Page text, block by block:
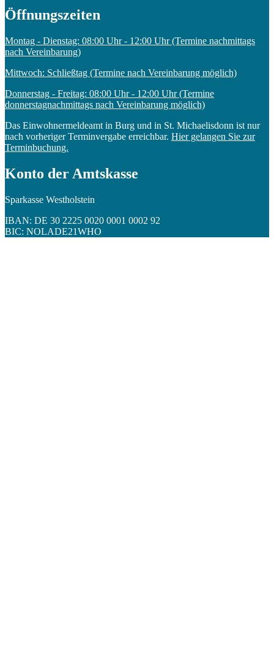
Öffnungszeiten
Montag - Dienstag: 08:00 Uhr - 12:00 Uhr (Termine nachmittags
nach Vereinbarung)
Mittwoch: Schließtag (Termine nach Vereinbarung möglich)
Donnerstag - Freitag: 08:00 Uhr - 12:00 Uhr (Termine
donnerstagnachmittags nach Vereinbarung möglich)
Das Einwohnermeldeamt in Burg und in St. Michaelisdonn ist nur
nach vorheriger Terminvergabe erreichbar. Hier gelangen Sie zur
Terminbuchung.
Konto der Amtskasse
Sparkasse Westholstein
IBAN: DE 30 2225 0020 0001 0002 92
BIC: NOLADE21WHO